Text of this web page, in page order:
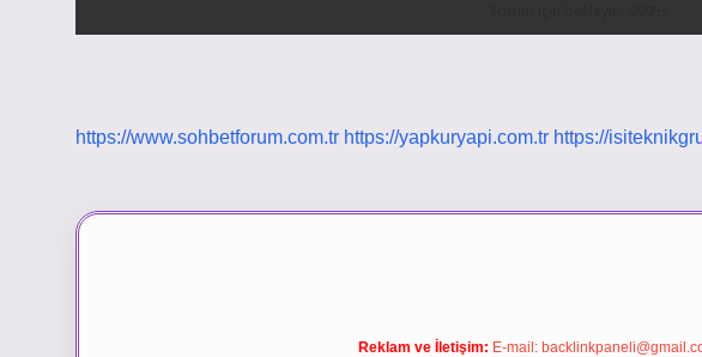
https://www.sohbetforum.com.tr https://yapkuryapi.com.tr https://
Reklam ve İletişim: E-mail: